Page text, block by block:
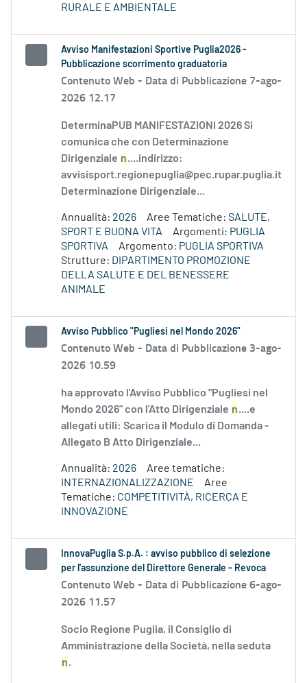
RURALE E AMBIENTALE
Avviso Manifestazioni Sportive Puglia2026 -
Pubblicazione scorrimento graduatoria
Contenuto Web - Data di Pubblicazione 7-ago-
2026 12.17
DeterminaPUB MANIFESTAZIONI 2026 Si
comunica che con Determinazione
Dirigenziale n....indirizzo:
avvisisport.regionepuglia@pec.rupar.puglia.it
Determinazione Dirigenziale...
Annualità: 2026 Aree Tematiche: SALUTE,
SPORT E BUONA VITA
Argomenti: PUGLIA
SPORTIVA
Argomento: PUGLIA SPORTIVA
Strutture: DIPARTIMENTO PROMOZIONE
DELLA SALUTE E DEL BENESSERE
ANIMALE
Avviso Pubblico "Pugliesi nel Mondo 2026"
Contenuto Web - Data di Pubblicazione 3-ago-
2026 10.59
ha approvato l'Avviso Pubblico "Pugliesi nel
Mondo 2026" con l'Atto Dirigenziale n....e
allegati utili: Scarica il Modulo di Domanda -
Allegato B Atto Dirigenziale...
Annualità: 2026
Aree tematiche:
INTERNAZIONALIZZAZIONE
Aree
Tematiche: COMPETITIVITÀ, RICERCA E
INNOVAZIONE
InnovaPuglia S.p.A. : avviso pubblico di selezione
per l'assunzione del Direttore Generale - Revoca
Contenuto Web - Data di Pubblicazione 6-ago-
2026 11.57
Socio Regione Puglia, il Consiglio di
Amministrazione della Società, nella seduta
n.